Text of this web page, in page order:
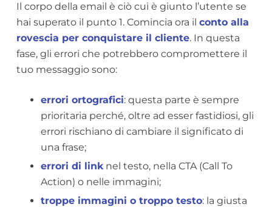
Il corpo della email è ciò cui è giunto l’utente se
hai superato il punto 1. Comincia ora il conto alla
rovescia per conquistare il cliente. In questa
fase, gli errori che potrebbero compromettere il
tuo messaggio sono:
errori ortografici: questa parte è sempre
prioritaria perché, oltre ad esser fastidiosi, gli
errori rischiano di cambiare il significato di
una frase;
errori di linknel testo, nella CTA (Call To
Action) o nelle immagini;
troppe immagini o troppo testo: la giusta